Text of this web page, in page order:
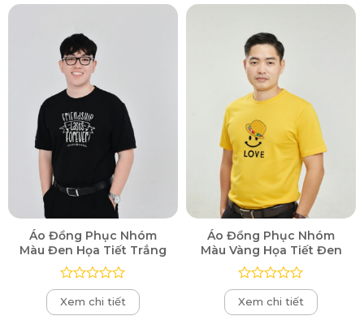
Áo Đồng Phục Nhóm
Màu Đen Họa Tiết Trắng
Được
xếp
hạng
Xem chi tiết
Áo Đồng Phục Nhóm
Màu Vàng Họa Tiết Đen
Được
xếp
hạng
Xem chi tiết